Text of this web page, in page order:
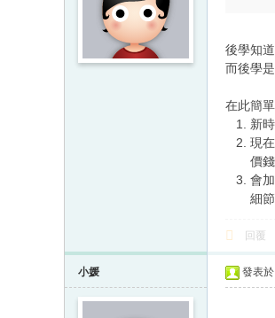
後學知
而後學
在此簡
1. 新時
2. 現在
價錢
3. 會加
細節
回覆
小媛 發表